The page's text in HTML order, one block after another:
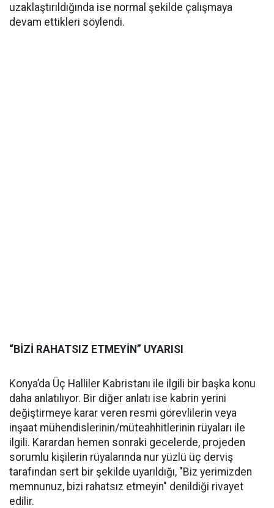
uzaklaştırıldığında ise normal şekilde çalışmaya
devam ettikleri söylendi.
“BİZİ RAHATSIZ ETMEYİN” UYARISI
Konya’da Üç Halliler Kabristanı ile ilgili bir başka konu
daha anlatılıyor. Bir diğer anlatı ise kabrin yerini
değiştirmeye karar veren resmi görevlilerin veya
inşaat mühendislerinin/müteahhitlerinin rüyaları ile
ilgili. Karardan hemen sonraki gecelerde, projeden
sorumlu kişilerin rüyalarında nur yüzlü üç derviş
tarafından sert bir şekilde uyarıldığı, "Biz yerimizden
memnunuz, bizi rahatsız etmeyin" denildiği rivayet
edilir.